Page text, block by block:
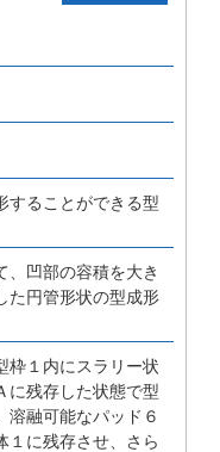
することができる型
、凹部の容積を大き
た円管形状の型成形
枠１内にスラリー状
に残存した状態で型
溶融可能なパッド６
１に残存させ、さら